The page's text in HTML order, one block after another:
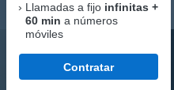
Llamadas a fijo infinitas +
60 min a números
móviles
Contratar